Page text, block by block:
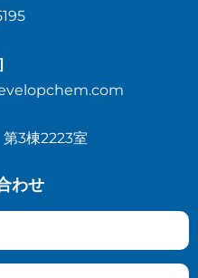
3棟2223室
わせ